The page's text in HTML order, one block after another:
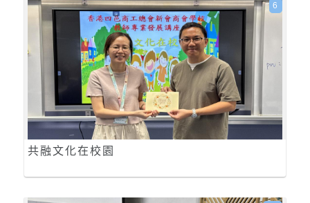
共融文化在校園
6